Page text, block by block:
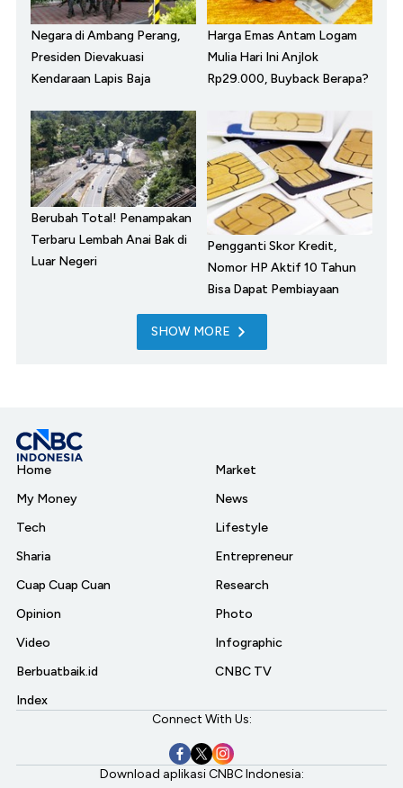
Negara di Ambang Perang,
Presiden Dievakuasi
Kendaraan Lapis Baja
Harga Emas Antam Logam
Mulia Hari Ini Anjlok
Rp29.000, Buyback Berapa?
Berubah Total! Penampakan
Terbaru Lembah Anai Bak di
Luar Negeri
Pengganti Skor Kredit,
Nomor HP Aktif 10 Tahun
Bisa Dapat Pembiayaan
SHOW MORE
Home
My Money
Tech
Sharia
Cuap Cuap Cuan
Opinion
Video
Berbuatbaik.id
Index
Market
News
Lifestyle
Entrepreneur
Research
Photo
Infographic
CNBC TV
Connect With Us:
Download aplikasi CNBC Indonesia: